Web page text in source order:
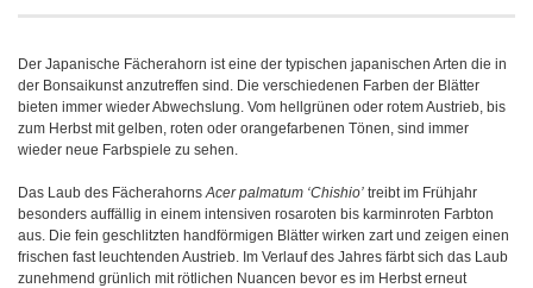
Der Japanische Fächerahorn ist eine der typischen japanischen Arten die in
der Bonsaikunst anzutreffen sind. Die verschiedenen Farben der Blätter
bieten immer wieder Abwechslung. Vom hellgrünen oder rotem Austrieb, bis
zum Herbst mit gelben, roten oder orangefarbenen Tönen, sind immer
wieder neue Farbspiele zu sehen.
Das Laub des FächerahornsAcer palmatum ‘Chishio’ treibt im Frühjahr
besonders auffällig in einem intensiven rosaroten bis karminroten Farbton
aus. Die fein geschlitzten handförmigen Blätter wirken zart und zeigen einen
frischen fast leuchtenden Austrieb. Im Verlauf des Jahres färbt sich das Laub
zunehmend grünlich mit rötlichen Nuancen bevor es im Herbst erneut